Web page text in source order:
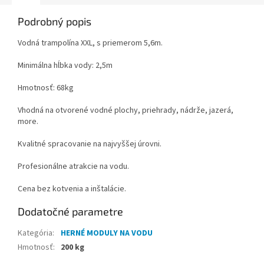
Podrobný popis
Vodná trampolína XXL, s priemerom 5,6m.
Minimálna hĺbka vody: 2,5m
Hmotnosť: 68kg
Vhodná na otvorené vodné plochy, priehrady, nádrže, jazerá,
more.
Kvalitné spracovanie na najvyššej úrovni.
Profesionálne atrakcie na vodu.
Cena bez kotvenia a inštalácie.
Dodatočné parametre
Kategória:
HERNÉ MODULY NA VODU
Hmotnosť: 200 kg